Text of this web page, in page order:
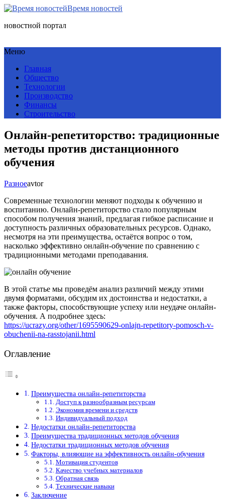
Время новостей
новостной портал
Меню
Главная
Общество
Технологии
Производство
Финансы
Строительство
Онлайн-репетиторство: традиционные
методы против дистанционного
обучения
Разноеavtor
Современные технологии меняют подходы к обучению и
воспитанию. Онлайн-репетиторство стало популярным
способом получения знаний, предлагая гибкое расписание и
доступность различных образовательных ресурсов. Однако,
несмотря на эти преимущества, остаётся вопрос о том,
насколько эффективно онлайн-обучение по сравнению с
традиционными методами преподавания.
В этой статье мы проведём анализ различий между этими
двумя форматами, обсудим их достоинства и недостатки, а
также факторы, способствующие успеху или неудаче онлайн-
обучения. А подробнее здесь:
https://ucrazy.org/other/1695590629-onlajn-repetitory-pomosch-v-
obuchenii-na-rasstojanii.html
Оглавление
Преимущества онлайн-репетиторства
Доступ к разнообразным ресурсам
Экономия времени и средств
Индивидуальный подход
Недостатки онлайн-репетиторства
Преимущества традиционных методов обучения
Недостатки традиционных методов обучения
Факторы, влияющие на эффективность онлайн-обучения
Мотивация студентов
Качество учебных материалов
Обратная связь
Технические навыки
Заключение